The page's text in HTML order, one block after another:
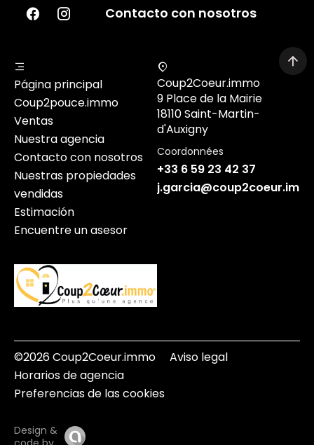
Contacto con nosotros
Página principal
Coup2pouce.immo
Ventas
Nuestra agencia
Contacto con nosotros
Nuestras propiedades
vendidas
Estimación
Encuentre un asesor
Coup2Coeur.immo
9 Place de la Mairie
18110 Saint-Martin-
d'Auxigny
Coordonnées
+33 6 59 23 42 37
©2026 Coup2Coeur.immo
Aviso legal
Horarios de agencia
Preferencias de las cookies
Design &